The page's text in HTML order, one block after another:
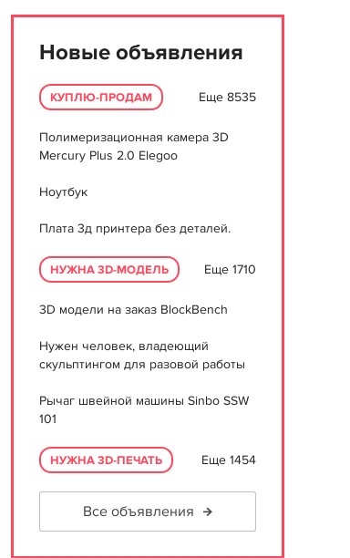
Новые объявления
КУПЛЮ-ПРОДАМ Еще 8535
Полимеризационная камера 3D
Mercury Plus 2.0 Elegoo
Ноутбук
Плата 3д принтера без деталей.
НУЖНА 3D-МОДЕЛЬ Еще 1710
3D модели на заказ BlockBench
Нужен человек, владеющий
скульптингом для разовой работы
Рычаг швейной машины Sinbo SSW
101
НУЖНА 3D-ПЕЧАТЬ Еще 1454
Все объявления